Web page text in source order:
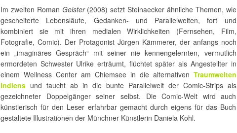
Im zweiten Roman Geister (2008) setzt Steinaecker ähnliche Themen, wie
gescheiterte Lebensläufe, Gedanken- und Parallelwelten, fort und
kombiniert sie mit ihren medialen Wirklichkeiten (Fernsehen, Film,
Fotografie, Comic). Der Protagonist Jürgen Kämmerer, der anfangs noch
ein „imaginäres Gespräch“ mit seiner nie kennengelernten, vermutlich
ermordeten Schwester Ulrike erträumt, flüchtet später als Angestellter in
einem Wellness Center am Chiemsee in die alternativen Traumwelten
Indiens und taucht ab in die bunte Parallelwelt der Comic-Strips als
gezeichneter Doppelgänger seiner selbst. Die Comic-Welt wird auch
künstlerisch für den Leser erfahrbar gemacht durch eigens für das Buch
gestaltete Illustrationen der Münchner Künstlerin Daniela Kohl.